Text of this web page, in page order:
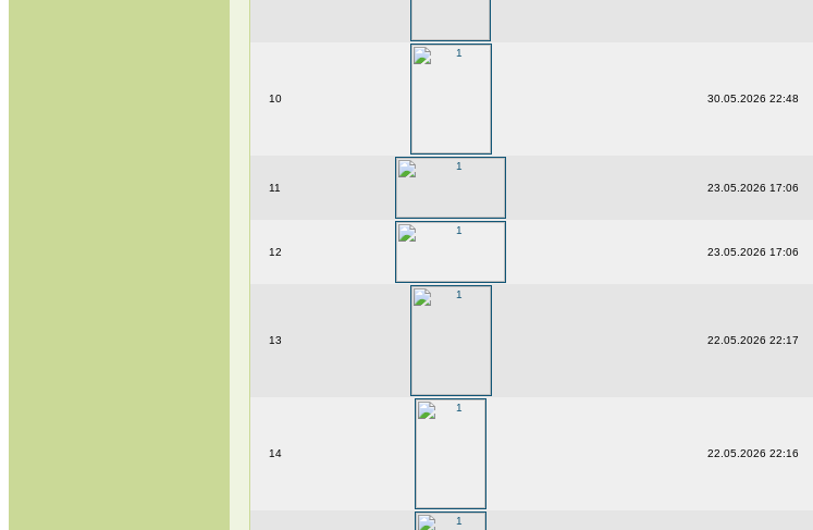
10 30.05.2026 22:48
11 23.05.2026 17:06
12 23.05.2026 17:06
13 22.05.2026 22:17
14 22.05.2026 22:16